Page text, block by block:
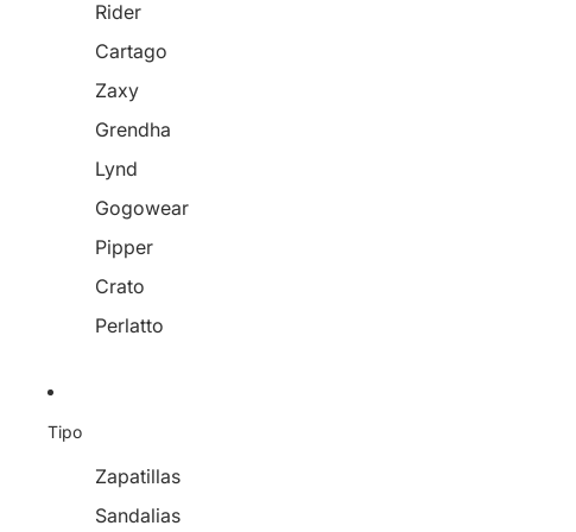
Rider
Cartago
Zaxy
Grendha
Lynd
Gogowear
Pipper
Crato
Perlatto
Tipo
Zapatillas
Sandalias